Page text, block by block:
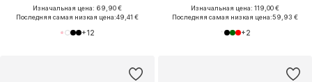
Изначальная цена: 69,90 €
Последняя самая низкая цена:49,41 €
+12
Изначальная цена: 119,00 €
Последняя самая низкая цена:59,93 €
+2